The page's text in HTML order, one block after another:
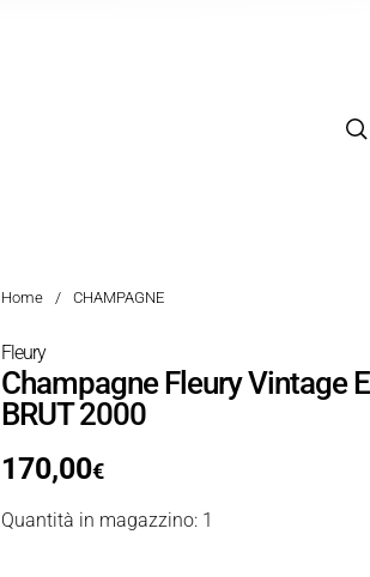
Home / CHAMPAGNE
Fleury
Champagne Fleury Vintage
BRUT 2000
170,00€
Quantità in magazzino: 1